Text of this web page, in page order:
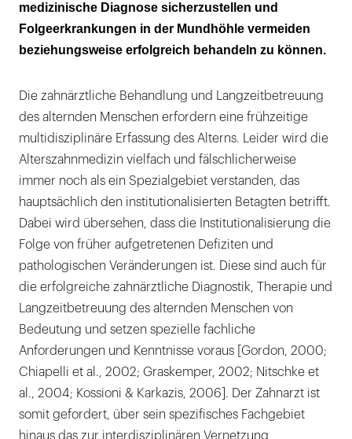
medizinische Diagnose sicherzustellen und
Folgeerkrankungen in der Mundhöhle vermeiden
beziehungsweise erfolgreich behandeln zu können.
Die zahnärztliche Behandlung und Langzeitbetreuung
des alternden Menschen erfordern eine frühzeitige
multidisziplinäre Erfassung des Alterns. Leider wird die
Alterszahnmedizin vielfach und fälschlicherweise
immer noch als ein Spezialgebiet verstanden, das
hauptsächlich den institutionalisierten Betagten betrifft.
Dabei wird übersehen, dass die Institutionalisierung die
Folge von früher aufgetretenen Defiziten und
pathologischen Veränderungen ist. Diese sind auch für
die erfolgreiche zahnärztliche Diagnostik, Therapie und
Langzeitbetreuung des alternden Menschen von
Bedeutung und setzen spezielle fachliche
Anforderungen und Kenntnisse voraus [Gordon, 2000;
Chiapelli et al., 2002; Graskemper, 2002; Nitschke et
al., 2004; Kossioni & Karkazis, 2006]. Der Zahnarzt ist
somit gefordert, über sein spezifisches Fachgebiet
hinaus das zur interdisziplinären Vernetzung